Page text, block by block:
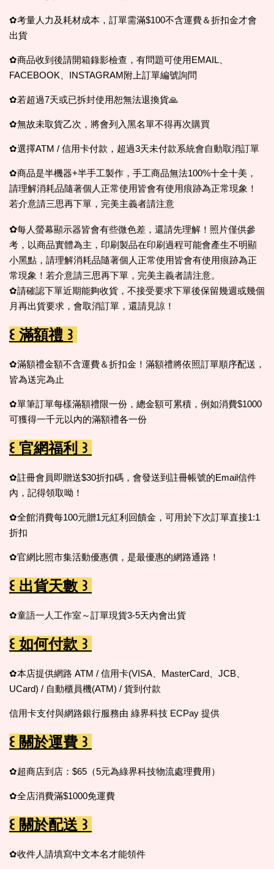
✿考量人力及耗材成本，訂單需滿$100不含運費＆折扣金才會
出貨
✿商品收到後請開箱錄影檢查，有問題可使用EMAIL、
FACEBOOK、INSTAGRAM附上訂單編號詢問
✿若超過7天或已拆封使用恕無法退換貨🙏
✿無故未取貨乙次，將會列入黑名單不得再次購買
✿選擇ATM / 信用卡付款，超過3天未付款系統會自動取消訂單
✿商品是半機器+半手工製作，手工商品無法100%十全十美，
請理解消耗品隨著個人正常使用皆會有使用痕跡為正常現象！
若介意請三思再下單，完美主義者請注意
✿每人螢幕顯示器皆會有些微色差，還請先理解！照片僅供參
考，以商品實體為主，印刷製品在印刷過程可能會產生不明顯
小黑點，請理解消耗品隨著個人正常使用皆會有使用痕跡為正
常現象！若介意請三思再下單，完美主義者請注意。
✿請確認下單近期能夠收貨，不接受要求下單後保留幾週或幾個
月再出貨要求，會取消訂單，還請見諒！
꒰ 滿額禮 ꒱
✿滿額禮金額不含運費＆折扣金！滿額禮將依照訂單順序配送，
皆為送完為止
✿單筆訂單每樣滿額禮限一份，總金額可累積，例如消費$1000
可獲得一千元以內的滿額禮各一份
꒰ 官網福利 ꒱
✿註冊會員即贈送$30折扣碼，會發送到註冊帳號的Email信件
內，記得領取呦！
✿全館消費每100元贈1元紅利回饋金，可用於下次訂單直接1:1
折扣
✿官網比照市集活動優惠價，是最優惠的網路通路！
꒰ 出貨天數 ꒱
✿童語一人工作室～訂單現貨3-5天內會出貨
꒰ 如何付款 ꒱
✿本店提供網路 ATM / 信用卡(VISA、MasterCard、JCB、
UCard) / 自動櫃員機(ATM) / 貨到付款
信用卡支付與網路銀行服務由 綠界科技 ECPay 提供
꒰ 關於運費 ꒱
✿超商店到店：$65（5元為綠界科技物流處理費用）
✿全店消費滿$1000免運費
꒰ 關於配送 ꒱
✿收件人請填寫中文本名才能領件